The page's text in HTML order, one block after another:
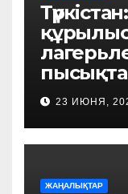
23 ИЮНЯ,
ЖАҢАЛЫҚТАР